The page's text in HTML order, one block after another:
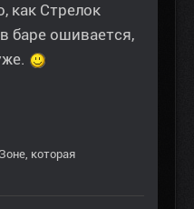
как Стрелок
баре ошивается,
которая